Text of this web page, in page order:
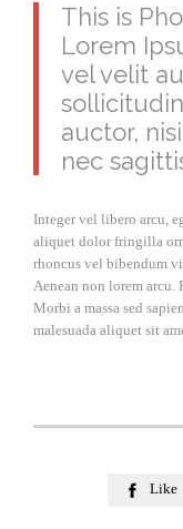
This is
Lorem
vel velit
auctor,
nec
Integer vel libero arcu,
aliquet dolor fringilla
rhoncus vel bibendum
Aenean non lorem arcu.
Morbi a massa sed
malesuada aliquet sit
 Like